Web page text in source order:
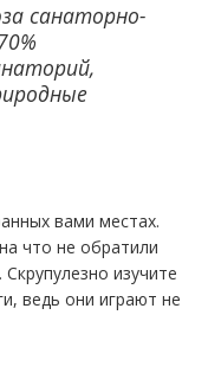
санаторно-
вами местах.
что не обратили
изучите
ведь они играют не